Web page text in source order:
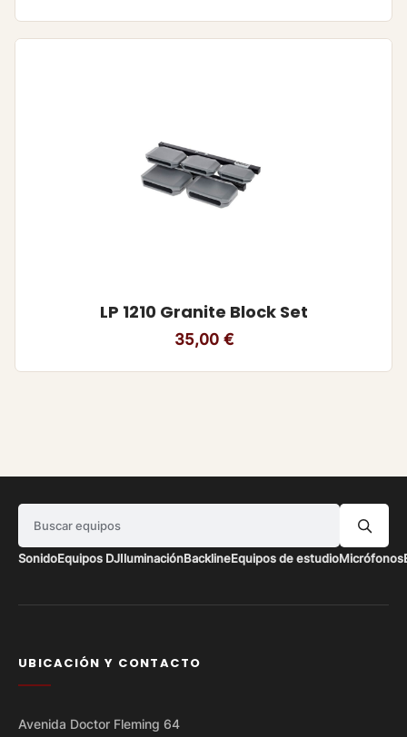
LP 1210 Granite Block Set
35,00 €
SonidoEquipos DJIluminaciónBacklineEquipos de estudioMicrófonos
UBICACIÓN Y CONTACTO
Avenida Doctor Fleming 64